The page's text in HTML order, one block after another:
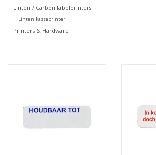
Linten / Carbon labelprinters
Linten kassaprinter
Printers & Hardware